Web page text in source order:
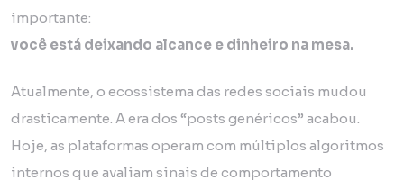
importante:
você está deixando alcance e dinheiro na mesa.
Atualmente, o ecossistema das redes sociais mudou
drasticamente. A era dos “posts genéricos” acabou.
Hoje, as plataformas operam com múltiplos algoritmos
internos que avaliam sinais de comportamento